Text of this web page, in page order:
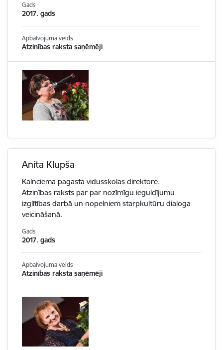
Gads
2017. gads
Apbalvojuma veids
Atzinības raksta saņēmēji
Anita Klupša
Kalnciema pagasta vidusskolas direktore.
Atzinības raksts par par nozīmīgu ieguldījumu
izglītības darbā un nopelniem starpkultūru dialoga
veicināšanā.
Gads
2017. gads
Apbalvojuma veids
Atzinības raksta saņēmēji